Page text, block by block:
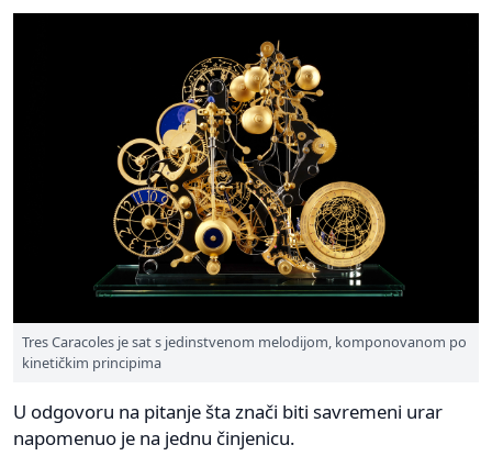
Tres Caracoles je sat s jedinstvenom melodijom, komponovanom po
kinetičkim principima
U odgovoru na pitanje šta znači biti savremeni urar
napomenuo je na jednu činjenicu.